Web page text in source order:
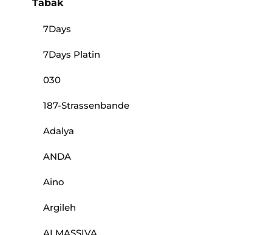
Tabak
7Days
7Days Platin
030
187-Strassenbande
Adalya
ANDA
Aino
Argileh